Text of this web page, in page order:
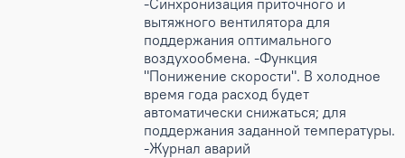
-Синхронизация приточного и
вытяжного вентилятора для
поддержания оптимального
воздухообмена. -Функция
"Понижение скорости". В холодное
время года расход будет
автоматически снижаться; для
поддержания заданной температуры.
-Журнал аварий